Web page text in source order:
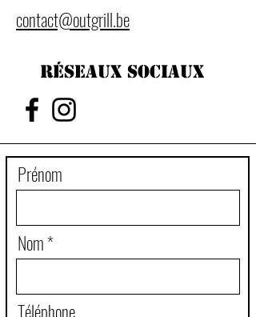
contact@outgrill.be
Réseaux sociaux
Prénom
Nom
Téléphone